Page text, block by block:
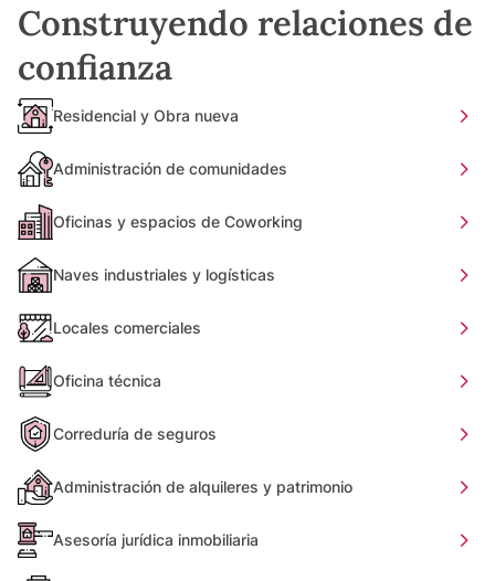
Construyendo relaciones de
confianza
Residencial y Obra nueva
Administración de comunidades
Oficinas y espacios de Coworking
Naves industriales y logísticas
Locales comerciales
Oficina técnica
Correduría de seguros
Administración de alquileres y patrimonio
Asesoría jurídica inmobiliaria